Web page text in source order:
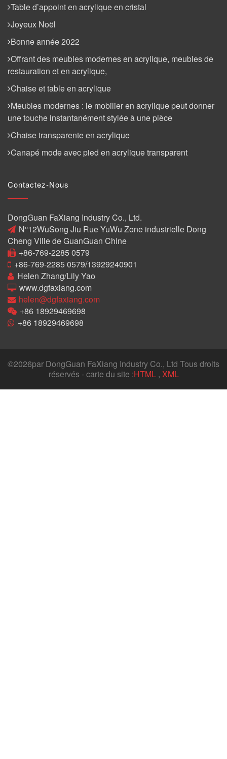
Table d’appoint en acrylique en cristal
Joyeux Noël
Bonne année 2022
Offrant des meubles modernes en acrylique, meubles de
restauration et en acrylique,
Chaise et table en acrylique
Meubles modernes : le mobilier en acrylique peut donner
une touche instantanément stylée à une pièce
Chaise transparente en acrylique
Canapé mode avec pied en acrylique transparent
Contactez-Nous
DongGuan FaXiang Industry Co., Ltd.
N°12WuSong Jiu Rue YuWu Zone industrielle Dong
Cheng Ville de GuanGuan Chine
+86-769-2285 0579
+86-769-2285 0579/13929240901
Helen Zhang/Lily Yao
www.dgfaxiang.com
helen@dgfaxiang.com
+86 18929469698
+86 18929469698
©2026par DongGuan FaXiang Industry Co., Ltd Tous droits
réservés - carte du site :HTML, XML